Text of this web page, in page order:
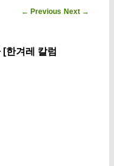
Post navigation
← Previous Next →
한겨레 칼럼